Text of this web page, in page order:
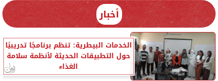
أخبار
الخدمات البيطرية: تنظم برنامجًا تدريبيًا
حول التطبيقات الحديثة لأنظمة سلامة
الغذاء